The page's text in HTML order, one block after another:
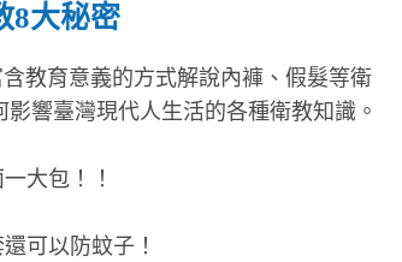
8大秘密
教育意義的方式解說內褲、假髮等衛
響臺灣現代人生活的各種衛教知識。
大包！！
可以防蚊子！